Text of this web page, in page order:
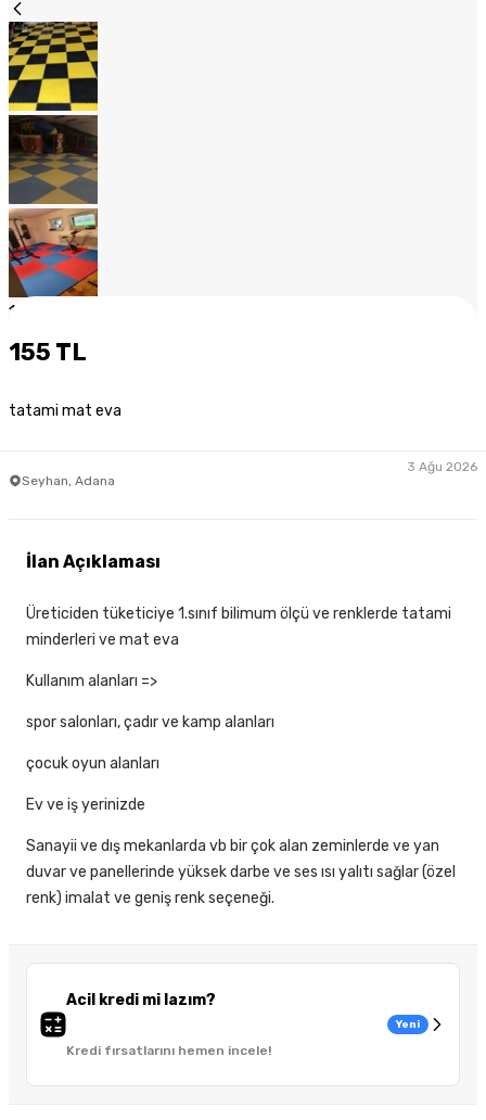
1
155 TL
tatami mat eva
Seyhan, Adana
3 Ağu 2026
Acil kredi mi lazım?
Kredi fırsatlarını hemen incele!
Yeni
İlan Açıklaması
Üreticiden tüketiciye 1.sınıf bilimum ölçü ve renklerde tatami
minderleri ve mat eva
Kullanım alanları =>
spor salonları, çadır ve kamp alanları
çocuk oyun alanları
Ev ve iş yerinizde
Sanayii ve dış mekanlarda vb bir çok alan zeminlerde ve yan
duvar ve panellerinde yüksek darbe ve ses ısı yalıtı sağlar (özel
renk) imalat ve geniş renk seçeneği.